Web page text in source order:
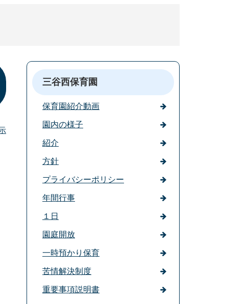
三谷西保育園
保育園紹介動画
園内の様子
紹介
方針
プライバシーポリシー
年間行事
１日
園庭開放
一時預かり保育
苦情解決制度
重要事項説明書